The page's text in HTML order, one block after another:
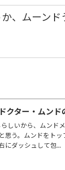
、ムーンド
クター・ムン
しいから、ムンド
思う。ムンドをト
にダッシュして包...